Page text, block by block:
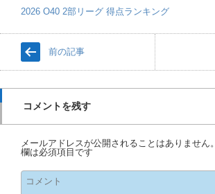
2026 O40 2部リーグ 得点ランキング
前の記事
コメントを残す
メールアドレスが公開されることはありません。
欄は必須項目です